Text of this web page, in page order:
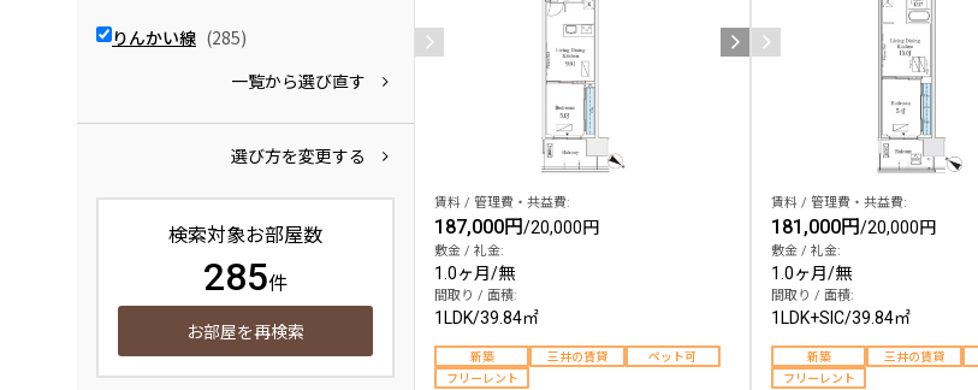
ペット可
コンシェルジュ付き
ブランドマンション
りんかい線 (285)
一覧から選び直す
選び方を変更する
検索対象お部屋数
285件
お部屋を再検索
賃料 / 管理費・共益費:
187,000円/20,000円
敷金 / 礼金:
1.0ヶ月/無
間取り / 面積:
1LDK/39.84㎡
新築 三井の賃貸
ペット可
フリーレント
賃料 / 管理費・共益費:
181,000円/20,000円
敷金 / 礼金:
1.0ヶ月/無
間取り / 面積:
1LDK+SIC/39.84㎡
新築 三井の賃貸
フリーレント